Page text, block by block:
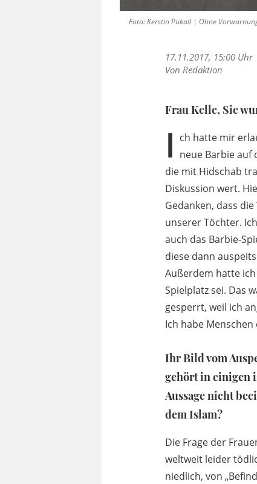
Foto: Kerstin Pukall | Ohne
17.11.2017, 15:00 Uhr
Von Redaktion
Frau Kelle, Sie
I ch hatte mir
neue Barbie auf
die mit Hidschab
Diskussion wert.
Gedanken, dass
unserer Töchter.
auch das Barbie-
diese dann
Außerdem hatte
Spielplatz sei. Das
gesperrt, weil ich
Ich habe
Ihr Bild vom
gehört in einigen
Aussage nicht
dem Islam?
Die Frage der
weltweit leider
niedlich, von